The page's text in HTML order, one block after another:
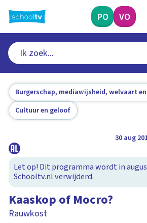
naar
hoofdinhoud
PO VO
Burgerschap, mediawijsheid, welvaart
Cultuur en geloof
30 aug
Let op! Dit programma wordt in
Schooltv.nl verwijderd.
Kaaskop of Mocro?
Rauwkost